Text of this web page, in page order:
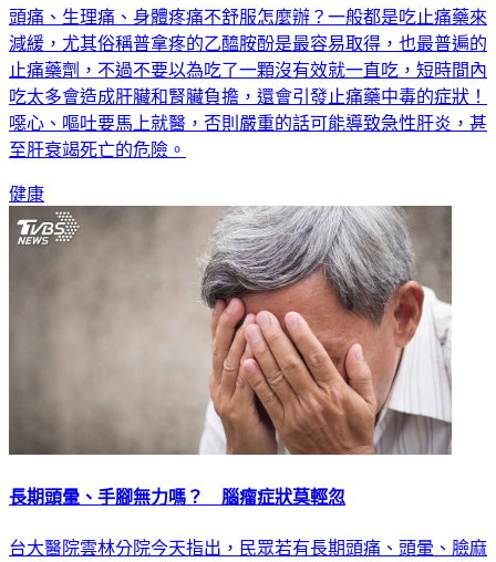
頭痛、生理痛、身體疼痛不舒服怎麼辦？一般都是吃止痛藥來
減緩，尤其俗稱普拿疼的乙醯胺酚是最容易取得，也最普遍的
止痛藥劑，不過不要以為吃了一顆沒有效就一直吃，短時間內
吃太多會造成肝臟和腎臟負擔，還會引發止痛藥中毒的症狀！
噁心、嘔吐要馬上就醫，否則嚴重的話可能導致急性肝炎，甚
至肝衰竭死亡的危險。
健康
長期頭暈、手腳無力嗎？ 腦瘤症狀莫輕忽
台大醫院雲林分院今天指出，民眾若有長期頭痛、頭暈、臉麻